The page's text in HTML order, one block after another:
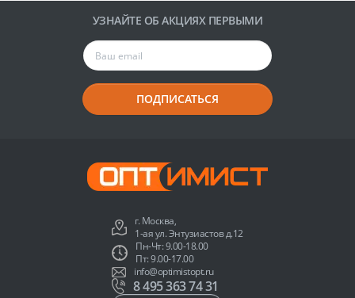
УЗНАЙТЕ ОБ АКЦИЯХ ПЕРВЫМИ
ПОДПИСАТЬСЯ
г. Москва,
1-ая ул. Энтузиастов д.12
Пн-Чт: 9.00-18.00
Пт: 9.00-17.00
info@optimistopt.ru
8 495 363 74 31